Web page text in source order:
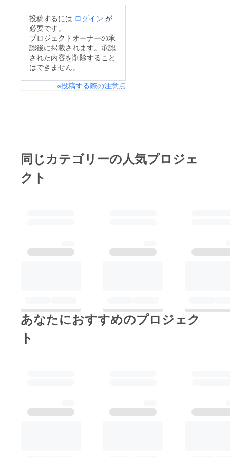
投稿するには ログイン が
必要です。
プロジェクトオーナーの承
認後に掲載されます。承認
された内容を削除すること
はできません。
※投稿する際の注意点
同じカテゴリーの人気プロジェ
クト
あなたにおすすめのプロジェク
ト